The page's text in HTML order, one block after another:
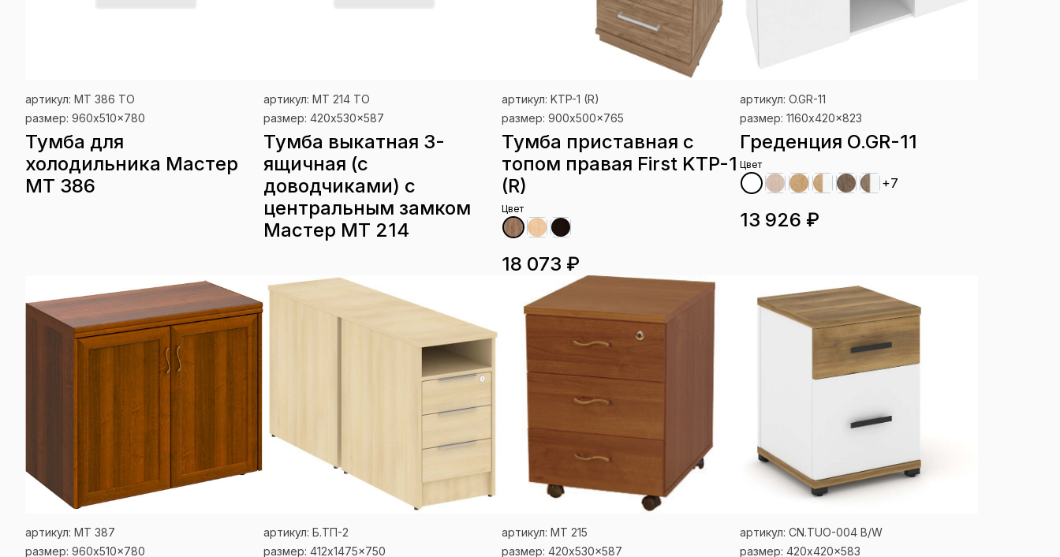
артикул: МТ 386 ТО
размер: 960x510x780
Тумба для
холодильника Мастер
МТ 386
артикул: МТ 214 ТО
размер: 420x530x587
Тумба выкатная 3-
ящичная (c
доводчиками) с
центральным замком
Мастер МТ 214
артикул: KTP-1 (R)
размер: 900x500x765
Тумба приставная с
топом правая First KTP-1
(R)
Цвет
18 073 ₽
артикул: O.GR-11
размер: 1160x420x823
Греденция O.GR-11
Цвет
+7
13 926 ₽
артикул: МТ 387
размер: 960x510x780
артикул: Б.ТП-2
размер: 412x1475x750
артикул: МТ 215
размер: 420x530x587
артикул: CN.TUO-004 B/W
размер: 420x420x583